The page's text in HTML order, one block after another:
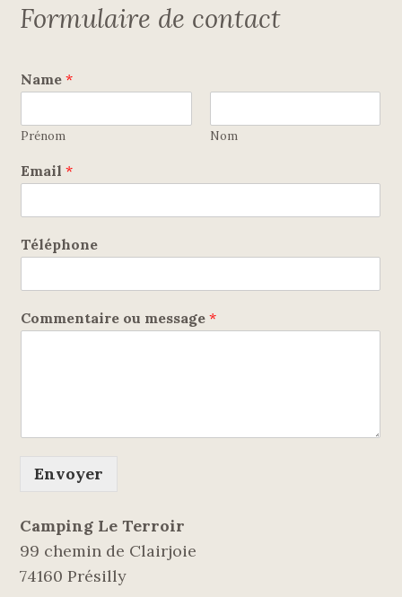
Formulaire de contact
Name*
Prénom Nom
Email*
Téléphone
Commentaire ou message*
Envoyer
Camping Le Terroir
99 chemin de Clairjoie
74160 Présilly